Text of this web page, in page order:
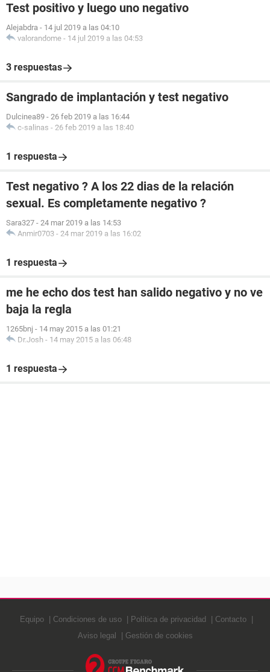
Test positivo y luego uno negativo
Alejabdra - 14 jul 2019 a las 04:10
valorandome - 14 jul 2019 a las 04:53
3 respuestas
Sangrado de implantación y test negativo
Dulcinea89 - 26 feb 2019 a las 16:44
c-salinas - 26 feb 2019 a las 18:40
1 respuesta
Test negativo ? A los 22 dias de la relación
sexual. Es completamente negativo ?
Sara327 - 24 mar 2019 a las 14:53
Anmir0703 - 24 mar 2019 a las 16:02
1 respuesta
me he echo dos test han salido negativo y no ve
baja la regla
1265bnj - 14 may 2015 a las 01:21
Dr.Josh - 14 may 2015 a las 06:48
1 respuesta
Equipo Condiciones de uso Política de privacidad
Contacto
Aviso legal
Gestión de cookies